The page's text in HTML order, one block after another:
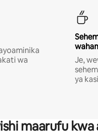
wa
Je,
ya
maarufu kwa